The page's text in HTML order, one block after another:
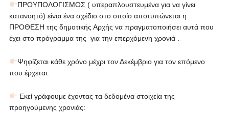
ΠΡΟΥΠΟΛΟΓΙΣΜΟΣ ( υπεραπλουστευμένα για να γίνει
κατανοητό) είναι ένα σχέδιο στο οποίο αποτυπώνεται η
ΠΡΟΘΕΣΗ της δημοτικής Αρχής να πραγματοποιήσει αυτά που
έχει στο πρόγραμμα της για την επερχόμενη χρονιά .
Ψηφίζεται κάθε χρόνο μέχρι τον Δεκέμβριο για τον επόμενο
που έρχεται.
Εκεί γράφουμε έχοντας τα δεδομένα στοιχεία της
προηγούμενης χρονιάς: